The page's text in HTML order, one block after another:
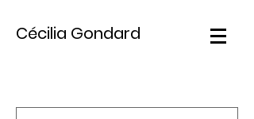
Cécilia Gondard